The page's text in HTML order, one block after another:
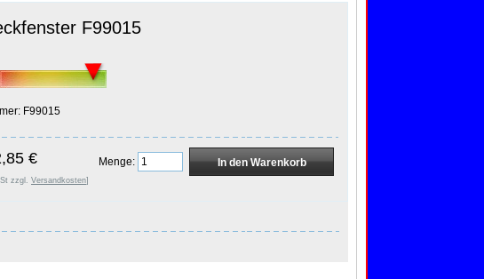
F99015
F99015
€
zzgl. Versandkosten]
Menge: